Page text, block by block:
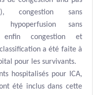
congestion sans
hypoperfusion sans
enfin congestion et
a été faite à
pour les survivants.
hospitalisés pour ICA,
été inclus dans cette